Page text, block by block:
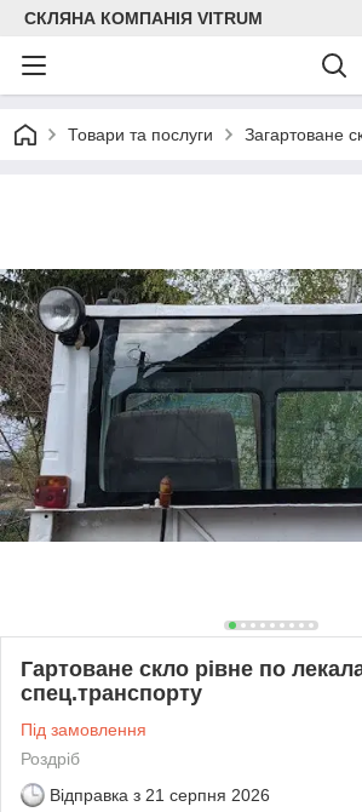
СКЛЯНА КОМПАНІЯ VITRUM
Товари та послуги Загартоване
Гартоване скло рівне по
спец.транспорту
Під замовлення
Роздріб
Відправка з 21 серпня 2026